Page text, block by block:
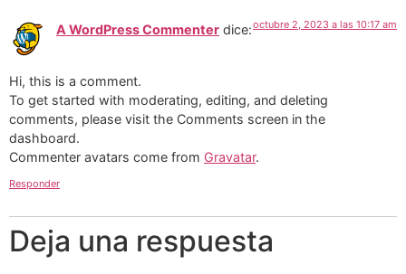
A WordPress Commenter dice:octubre 2, 2023 a las 10:17 am
Hi, this is a comment.
To get started with moderating, editing, and deleting
comments, please visit the Comments screen in the
dashboard.
Commenter avatars come from Gravatar.
Responder
Deja una respuesta